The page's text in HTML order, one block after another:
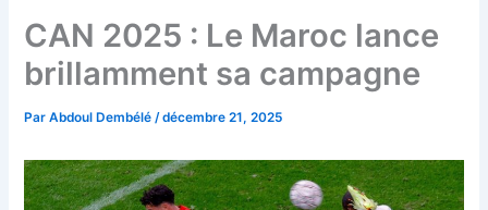
CAN 2025 : Le Maroc lance
brillamment sa campagne
ParAbdoul Dembélé/décembre 21, 2025